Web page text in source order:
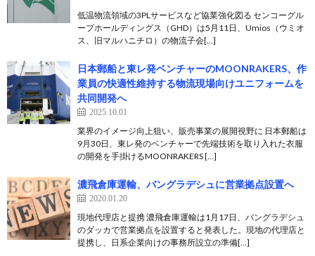
低温物流領域の3PLサービスなど協業強化図る センコーグル
ープホールディングス（GHD）は5月11日、Umios（ウミオ
ス、旧マルハニチロ）の物流子会[…]
日本郵船と東レ発ベンチャーのMOONRAKERS、作
業員の快適性維持する物流現場向けユニフォームを
共同開発へ
2025.10.01
業界のイメージ向上狙い、販売事業の展開視野に 日本郵船は
9月30日、東レ発のベンチャーで先端技術を取り入れた衣服
の開発を手掛けるMOONRAKERS […]
濃飛倉庫運輸、バングラデシュに営業拠点設置へ
2020.01.20
現地代理店と提携 濃飛倉庫運輸は1月17日、バングラデシュ
のダッカで営業拠点を設置すると発表した。現地の代理店と
提携し、日系企業向けの事務所設立の準備[…]